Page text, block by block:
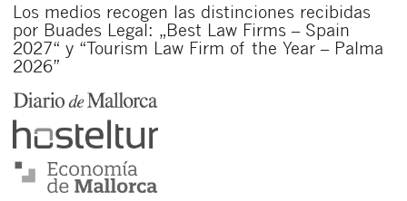
Los medios recogen las distinciones recibidas
por Buades Legal: „Best Law Firms – Spain
2027“ y “Tourism Law Firm of the Year – Palma
2026”